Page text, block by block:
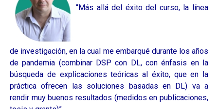
“Más allá del éxito del curso, la línea
de investigación, en la cual me embarqué durante los años
de pandemia (combinar DSP con DL, con énfasis en la
búsqueda de explicaciones teóricas al éxito, que en la
práctica ofrecen las soluciones basadas en DL) va a
rendir muy buenos resultados (medidos en publicaciones,